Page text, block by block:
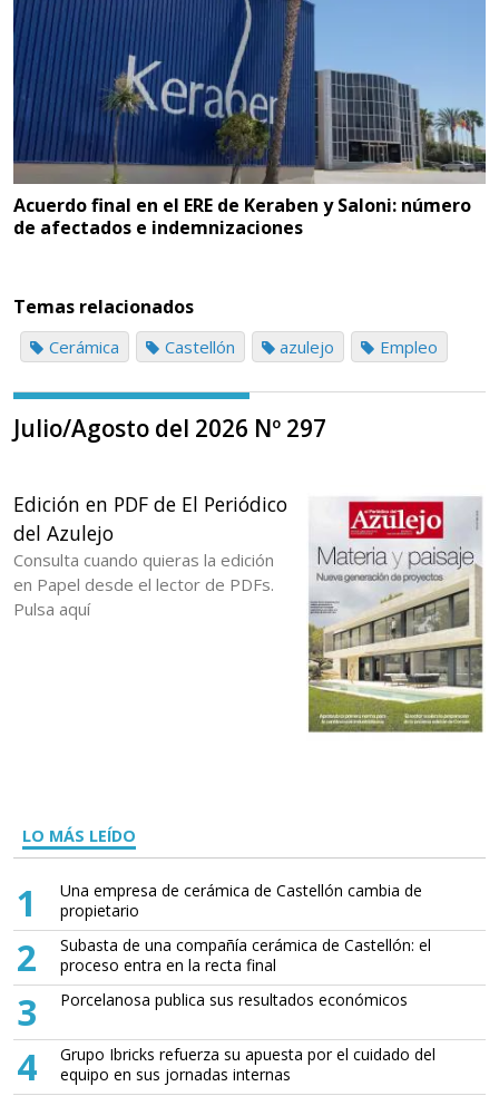
Acuerdo final en el ERE de Keraben y Saloni: número
de afectados e indemnizaciones
Temas relacionados
Cerámica Castellón azulejo Empleo
Julio/Agosto del 2026 Nº 297
Edición en PDF de El Periódico
del Azulejo
Consulta cuando quieras la edición
en Papel desde el lector de PDFs.
Pulsa aquí
LO MÁS LEÍDO
1
Una empresa de cerámica de Castellón cambia de
propietario
2
Subasta de una compañía cerámica de Castellón: el
proceso entra en la recta final
3 Porcelanosa publica sus resultados económicos
4
Grupo Ibricks refuerza su apuesta por el cuidado del
equipo en sus jornadas internas